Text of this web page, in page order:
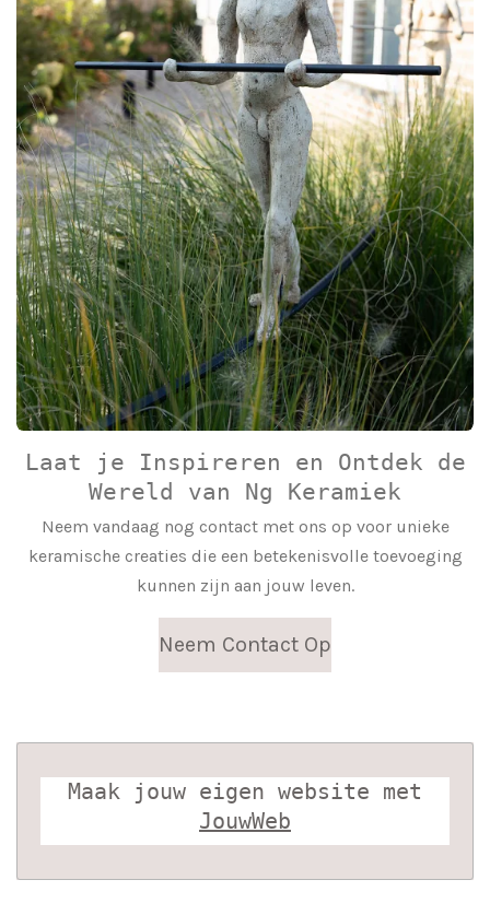
Laat je Inspireren en Ontdek de
Wereld van Ng Keramiek
Neem vandaag nog contact met ons op voor unieke
keramische creaties die een betekenisvolle toevoeging
kunnen zijn aan jouw leven.
Neem Contact Op
Maak jouw eigen website met
JouwWeb